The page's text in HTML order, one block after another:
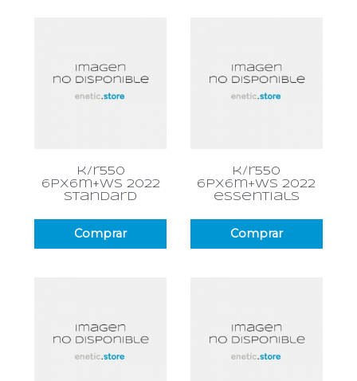
k/r550
6px6m+ws 2022
standard
Comprar
k/r550
6px6m+ws 2022
essentials
Comprar